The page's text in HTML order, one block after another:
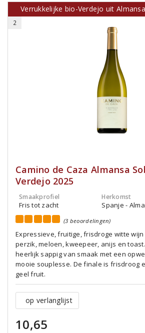
Verrukkelijke bio-Verdejo uit Almansa
2
Camino de Caza Almansa
Verdejo 2025
Smaakprofiel
Fris tot zacht
Herkomst
Spanje -
(3 beoordelingen)
Expressieve, fruitige, frisdroge witte
perzik, meloen, kweepeer, anijs en
heerlijk sappig van smaak met een
mooie souplesse. De finale is frisdroog
geel fruit.
op verlanglijst
10,65